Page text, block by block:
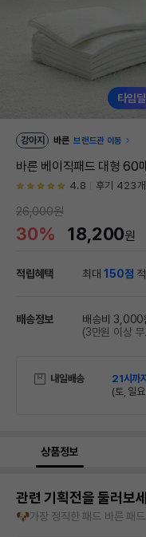
타임딜
강아지 바른 브랜드관 이동
바른 베이직패드 대형
4.8 후기 423개
26,000원
30% 18,200원
적립혜택 최대150점
배송정보 배송비 3,000
(3만원 이상
내일배송 21시까
(토, 일
상품정보
관련 기획전을 둘러보
🐶가장 정직한 패드 바른 패드